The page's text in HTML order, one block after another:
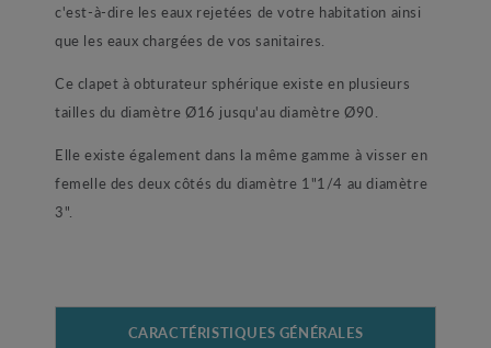
c'est-à-dire les eaux rejetées de votre habitation ainsi
que les eaux chargées de vos sanitaires.
Ce clapet à obturateur sphérique existe en plusieurs
tailles du diamètre Ø16 jusqu'au diamètre Ø90.
Elle existe également dans la même gamme à visser en
femelle des deux côtés du diamètre 1"1/4 au diamètre
3".
CARACTÉRISTIQUES GÉNÉRALES